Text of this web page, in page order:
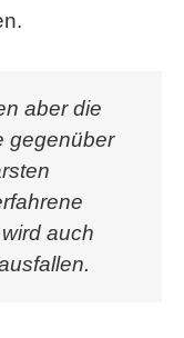
aber die
gegenüber
auch